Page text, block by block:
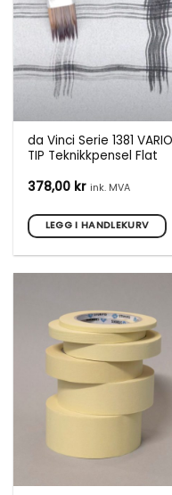
da Vinci Serie 1381 VARIO
TIP Teknikkpensel Flat
378,00 kr ink. MVA
LEGG I HANDLEKURV